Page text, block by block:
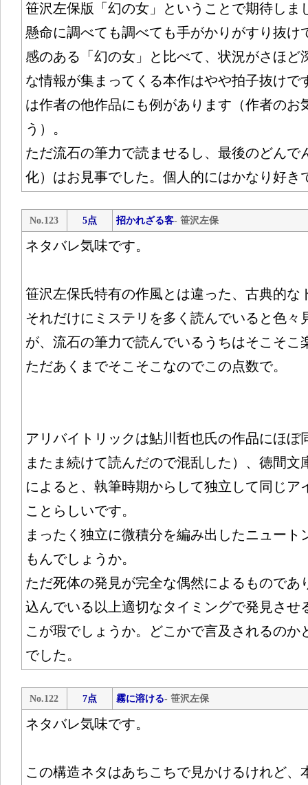
笹沢左保版「幻の女」ということで期待しま
懸命に調べても調べても手がかりがすり抜
感のある「幻の女」と比べて、状況がさほど
な情報が集まってくる本作はやや拍子抜けで
は作者の他作品にも例があります（作者のお
う）。
ただ流石の筆力で読ませるし、最後のどんで
化）はお見事でした。個人的にはかなり好き
No.123 5点 招かれざる客- 笹沢左保
ネタバレ気味です。
笹沢左保氏特有の作風とは違った、古典的な
それだけにミステリを多く読んでいると色々
が、流石の筆力で読んでいるうちはそこそこ
ただあくまでそこそこなのでこの点数で。
アリバイトリックは鮎川哲也氏の作品にほぼ
またま続けて読んだので混乱した）、徳間文
によると、執筆時期からして独立して同じア
ことらしいです。
まったく独立に微積分を編み出したニュート
もんでしょうか。
ただ死体の発見が完全な偶然によるものであ
込んでいる以上適切なタイミングで発見させ
こが瑕でしょうか。どこかで言及されるのか
でした。
No.122 7点 霧に溶ける- 笹沢左保
ネタバレ気味です。
この構造ネタはあちこちで見かけるけれど、